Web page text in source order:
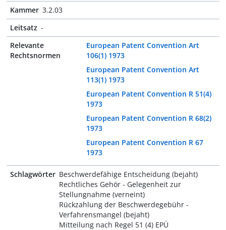
Kammer 3.2.03
Leitsatz -
Relevante
Rechtsnormen
European Patent Convention Art
106(1) 1973
European Patent Convention Art
113(1) 1973
European Patent Convention R 51(4)
1973
European Patent Convention R 68(2)
1973
European Patent Convention R 67
1973
Schlagwörter Beschwerdefähige Entscheidung (bejaht)
Rechtliches Gehör - Gelegenheit zur
Stellungnahme (verneint)
Rückzahlung der Beschwerdegebühr -
Verfahrensmangel (bejaht)
Mitteilung nach Regel 51 (4) EPÜ